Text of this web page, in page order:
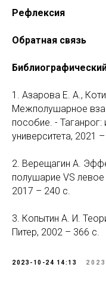
Рефлексия
Обратная связь
1. Азарова Е. А.,
Межполушарное
пособие. -
университета, 2021
2. Верещагин А.
полушарие VS
2017 – 240 с.
3. Копытин А. И.
Питер, 2002 – 366 с.
2023-10-24 14:13 2023